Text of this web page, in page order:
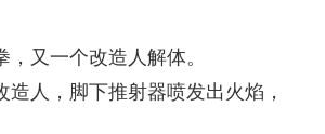
又一个改造人解体。
人，脚下推射器喷发出火焰，